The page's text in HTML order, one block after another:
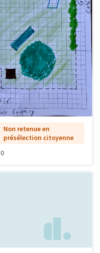
Non retenue en
présélection citoyenne
0